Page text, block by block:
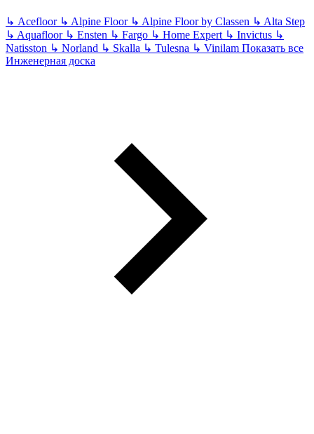
↳ Acefloor ↳ Alpine Floor ↳ Alpine Floor by Classen ↳ Alta Step
↳ Aquafloor ↳ Ensten ↳ Fargo ↳ Home Expert ↳ Invictus ↳
Natisston ↳ Norland ↳ Skalla ↳ Tulesna ↳ Vinilam Показать все
Инженерная доска